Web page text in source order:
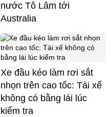
nước Tô Lâm tới
Australia
Xe đầu kéo làm rơi sắt
nhọn trên cao tốc: Tài xế
không có bằng lái lúc
kiểm tra